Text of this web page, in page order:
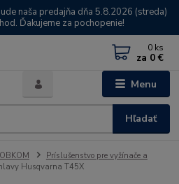
naša predajňa dňa 5.8.2026 (streda)
Ďakujeme za pochopenie!
Menu
Hľadať
0 ks
za 0 €
Príslušenstvo pre vyžínače a
Husqvarna T45X